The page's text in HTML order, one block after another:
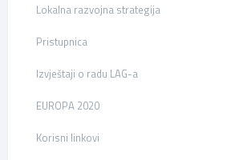
Lokalna razvojna strategija
Pristupnica
Izvještaji o radu LAG-a
EUROPA 2020
Korisni linkovi